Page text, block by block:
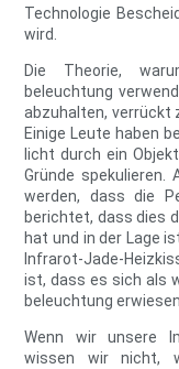
Technologie
wird.
Die Theorie,
beleuchtung
abzuhalten, verrückt
Einige Leute haben
licht durch ein
Gründe
werden, dass die
berichtet, dass dies
hat und in der Lage
Infrarot-Jade-
ist, dass es sich als
beleuchtung
Wenn wir unsere
wissen wir nicht,